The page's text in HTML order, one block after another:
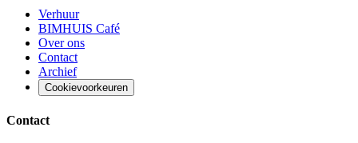
Verhuur
BIMHUIS Café
Over ons
Contact
Archief
Cookievoorkeuren
Contact